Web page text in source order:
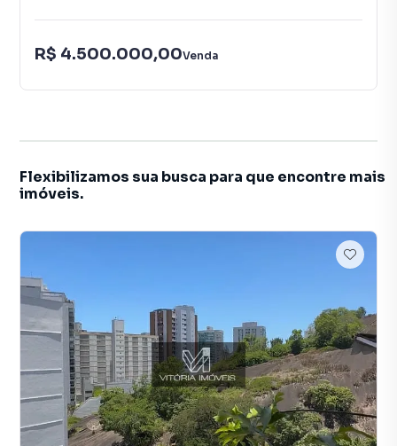
R$ 4.500.000,00Venda
Flexibilizamos sua busca para que encontre mais
imóveis.